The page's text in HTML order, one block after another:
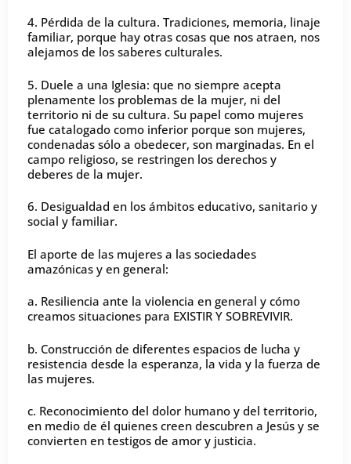
4. Pérdida de la cultura. Tradiciones, memoria, linaje
familiar, porque hay otras cosas que nos atraen, nos
alejamos de los saberes culturales.
5. Duele a una Iglesia: que no siempre acepta
plenamente los problemas de la mujer, ni del
territorio ni de su cultura. Su papel como mujeres
fue catalogado como inferior porque son mujeres,
condenadas sólo a obedecer, son marginadas. En el
campo religioso, se restringen los derechos y
deberes de la mujer.
6. Desigualdad en los ámbitos educativo, sanitario y
social y familiar.
El aporte de las mujeres a las sociedades
amazónicas y en general:
a. Resiliencia ante la violencia en general y cómo
creamos situaciones para EXISTIR Y SOBREVIVIR.
b. Construcción de diferentes espacios de lucha y
resistencia desde la esperanza, la vida y la fuerza de
las mujeres.
c. Reconocimiento del dolor humano y del territorio,
en medio de él quienes creen descubren a Jesús y se
convierten en testigos de amor y justicia.